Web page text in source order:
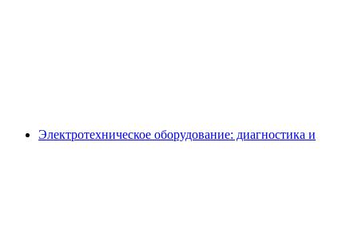
Электротехническое оборудование: диагностика и